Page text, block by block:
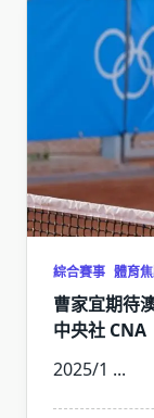
綜合賽事 體育
曹家宜期待
中央社 CNA
2025/1 ...